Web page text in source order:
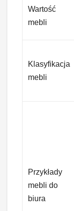
Wartość
mebli
Klasyfikacja
mebli
Przykłady
mebli do
biura